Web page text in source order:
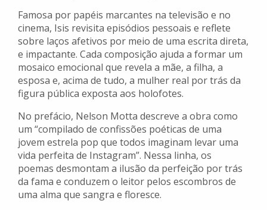
Famosa por papéis marcantes na televisão e no
cinema, Isis revisita episódios pessoais e reflete
sobre laços afetivos por meio de uma escrita direta,
e impactante. Cada composição ajuda a formar um
mosaico emocional que revela a mãe, a filha, a
esposa e, acima de tudo, a mulher real por trás da
figura pública exposta aos holofotes.
No prefácio, Nelson Motta descreve a obra como
um “compilado de confissões poéticas de uma
jovem estrela pop que todos imaginam levar uma
vida perfeita de Instagram”. Nessa linha, os
poemas desmontam a ilusão da perfeição por trás
da fama e conduzem o leitor pelos escombros de
uma alma que sangra e floresce.